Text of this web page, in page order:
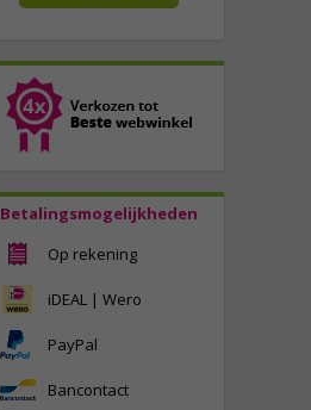
Betalingsmogelijkheden
Op rekening
iDEAL | Wero
PayPal
Bancontact